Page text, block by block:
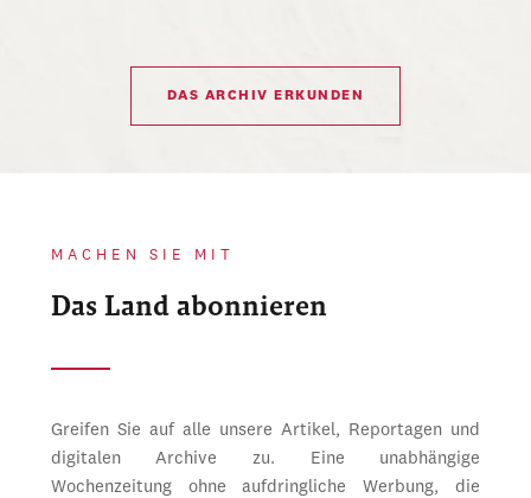
DAS ARCHIV ERKUNDEN
MACHEN SIE MIT
Das Land abonnieren
Greifen Sie auf alle unsere Artikel, Reportagen und
digitalen Archive zu. Eine unabhängige
Wochenzeitung ohne aufdringliche Werbung, die